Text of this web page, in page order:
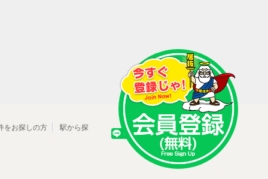
をお探しの方 駅から探